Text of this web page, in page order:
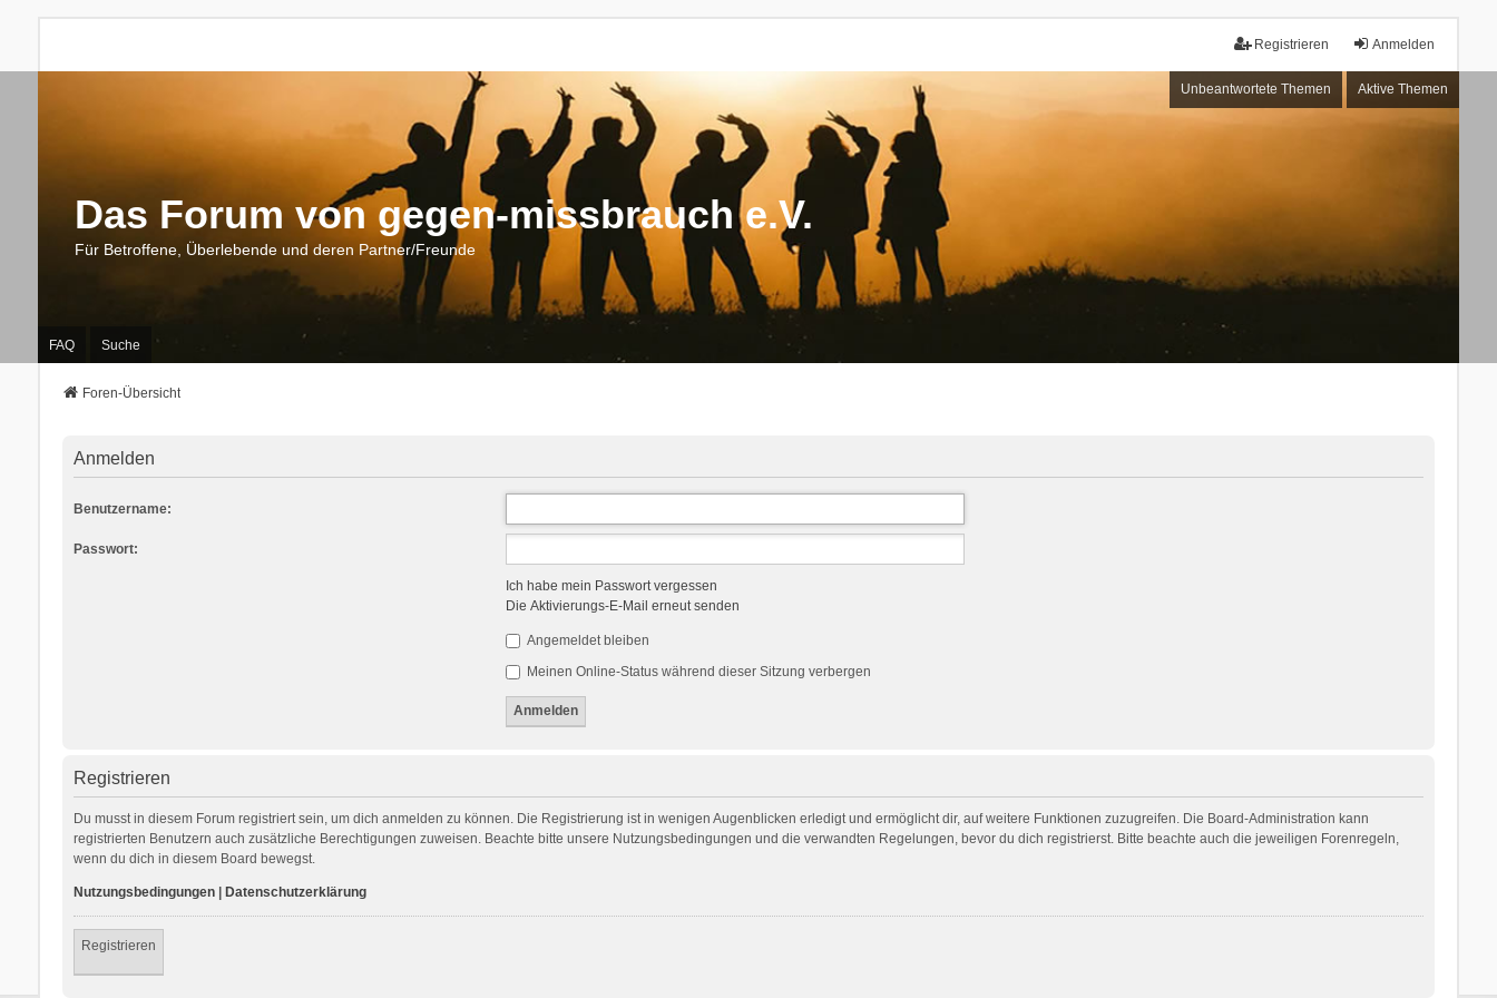
Anmelden
Registrieren
Unbeantwortete Themen Aktive Themen
Das Forum von gegen-missbrauch e.V.
Für Betroffene, Überlebende und deren Partner/Freunde
FAQ Suche
Foren-Übersicht
Anmelden
Benutzername:
Passwort:
Ich habe mein Passwort vergessen
Die Aktivierungs-E-Mail erneut senden
Angemeldet bleiben
Meinen Online-Status während dieser Sitzung verbergen
Registrieren
Du musst in diesem Forum registriert sein, um dich anmelden zu können. Die Registrierung ist in wenigen Augenblicken erledigt und ermöglicht dir, auf weitere Funktionen zuzugreifen. Die Board-Administration kann
registrierten Benutzern auch zusätzliche Berechtigungen zuweisen. Beachte bitte unsere Nutzungsbedingungen und die verwandten Regelungen, bevor du dich registrierst. Bitte beachte auch die jeweiligen Forenregeln,
wenn du dich in diesem Board bewegst.
Nutzungsbedingungen| Datenschutzerklärung
Registrieren